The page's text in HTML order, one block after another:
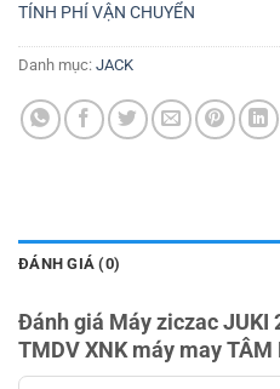
TÍNH PHÍ VẬN CHUYỂN
Danh mục: JACK
ĐÁNH GIÁ (0)
Đánh giá Máy ziczac JUKI
TMDV XNK máy may TÂM